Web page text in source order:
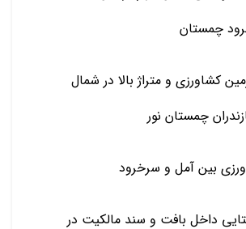
چمستان
کشاورزی و متراژ بالا در شمال
چمستان نور
بین آمل و سرخرود
داخل بافت و سند مالکیت در